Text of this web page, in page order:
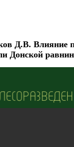
Д.В. Влияние
Донской